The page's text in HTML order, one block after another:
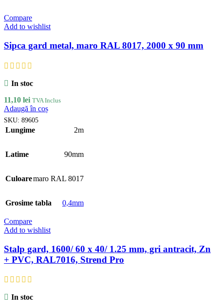
Compare
Add to wishlist
Sipca gard metal, maro RAL 8017, 2000 x 90 mm
In stoc
11,10 lei TVA Inclus
Adaugă în coș
SKU: 89605
Lungime 2m
Latime 90mm
Culoaremaro RAL 8017
Grosime tabla 0,4mm
Compare
Add to wishlist
Stalp gard, 1600/ 60 x 40/ 1.25 mm, gri antracit, Zn
+ PVC, RAL7016, Strend Pro
In stoc